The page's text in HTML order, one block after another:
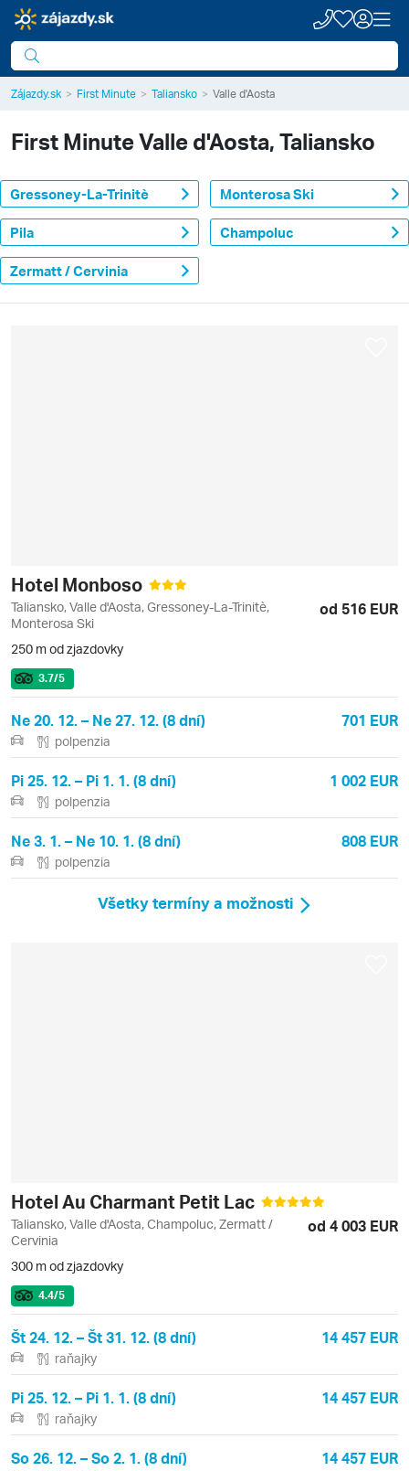
Zájazdy.sk First Minute Taliansko Valle d'Aosta
First MinuteValle d'Aosta, Taliansko
Gressoney-La-Trinitè Monterosa Ski
Pila Champoluc
Zermatt / Cervinia
Hotel Monboso
Taliansko, Valle d'Aosta, Gressoney-La-Trinitè,
Monterosa Ski
od 516 EUR
250 m od zjazdovky
3.7/5
Ne 20. 12. – Ne 27. 12. (8 dní) 701 EUR
polpenzia
Pi 25. 12. – Pi 1. 1. (8 dní) 1 002 EUR
polpenzia
Ne 3. 1. – Ne 10. 1. (8 dní) 808 EUR
polpenzia
Všetky termíny a možnosti
Hotel Au Charmant Petit Lac
Taliansko, Valle d'Aosta, Champoluc, Zermatt /
Cervinia
od 4 003 EUR
300 m od zjazdovky
4.4/5
Št 24. 12. – Št 31. 12. (8 dní) 14 457 EUR
raňajky
Pi 25. 12. – Pi 1. 1. (8 dní) 14 457 EUR
raňajky
So 26. 12. – So 2. 1. (8 dní) 14 457 EUR